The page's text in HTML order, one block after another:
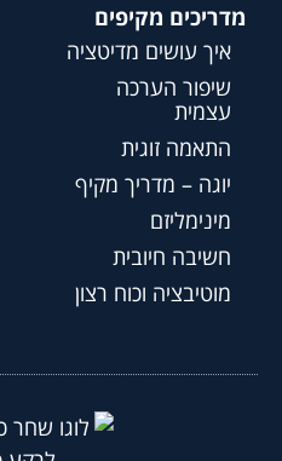
מדריכים מקיפים
איך עושים מדיטציה
שיפור הערכה
עצמית
התאמה זוגית
יוגה – מדריך מקיף
מינימליזם
חשיבה חיובית
מוטיבציה וכוח רצון